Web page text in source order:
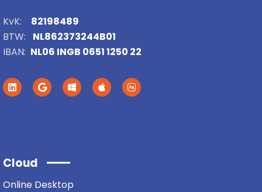
KvK:
82198489
BTW:
NL862373244B01
IBAN: NL06 INGB 0651 1250 22
Cloud
Online Desktop